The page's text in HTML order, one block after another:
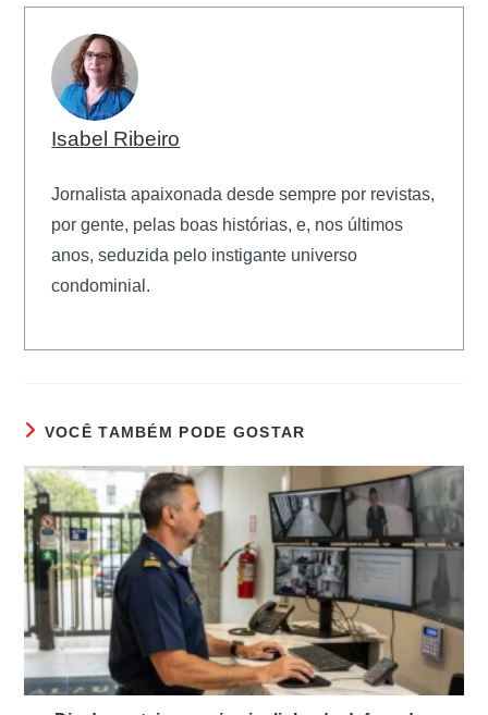
Isabel Ribeiro
Jornalista apaixonada desde sempre por revistas,
por gente, pelas boas histórias, e, nos últimos
anos, seduzida pelo instigante universo
condominial.
VOCÊ TAMBÉM PODE GOSTAR